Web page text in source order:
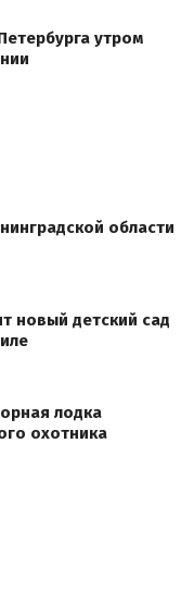
утром
области
новый детский сад
лодка
охотника